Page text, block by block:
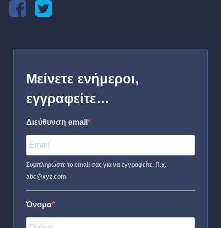
Μείνετε ενήμεροι,
εγγραφείτε…
Διεύθυνση email
Συμπληρώστε το email σας για να εγγραφείτε. Π.χ.
abc@xyz.com
Όνομα